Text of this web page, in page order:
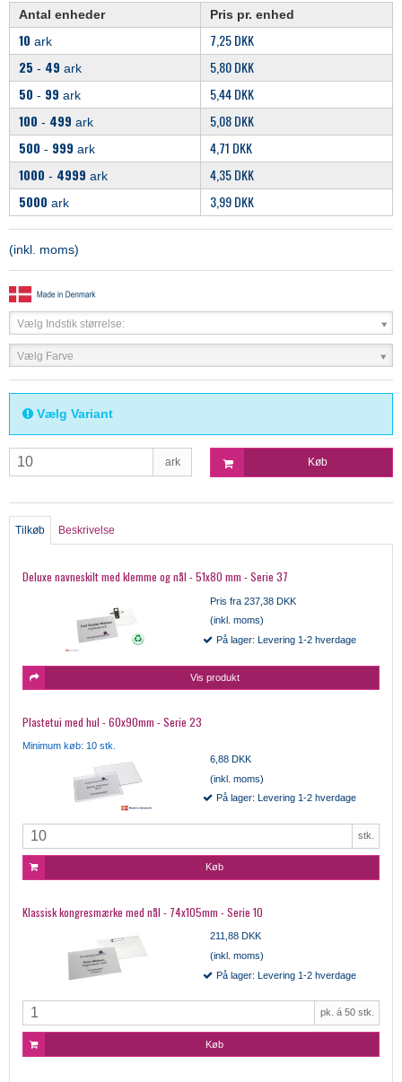
Antal enheder Pris pr. enhed
10 ark
7,25 DKK
25 - 49 ark
5,80 DKK
50 - 99 ark
5,44 DKK
100 - 499 ark
5,08 DKK
500 - 999 ark
4,71 DKK
1000 - 4999 ark
4,35 DKK
5000 ark 3,99 DKK
(inkl. moms)
Vælg Indstik størrelse:
Vælg Farve
Vælg Variant
ark Køb
Tilkøb Beskrivelse
Deluxe navneskilt med klemme og nål - 51x80 mm - Serie 37
Pris fra 237,38 DKK
(inkl. moms)
På lager: Levering 1-2 hverdage
Vis produkt
Plastetui med hul - 60x90mm - Serie 23
Minimum køb: 10 stk.
6,88 DKK
(inkl. moms)
På lager: Levering 1-2 hverdage
stk.
Køb
Klassisk kongresmærke med nål - 74x105mm - Serie 10
211,88 DKK
(inkl. moms)
På lager: Levering 1-2 hverdage
pk. á 50 stk.
Køb